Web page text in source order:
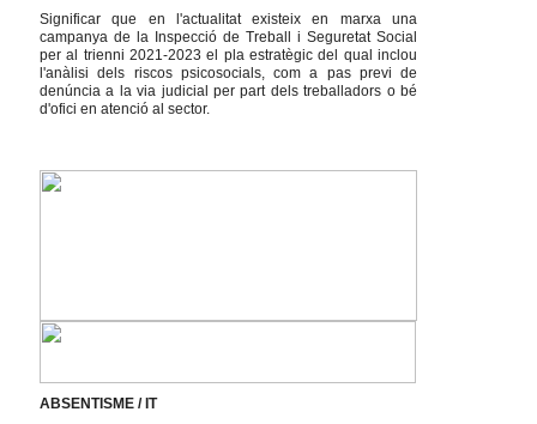
Significar que en l'actualitat existeix en marxa una
campanya de la Inspecció de Treball i Seguretat Social
per al trienni 2021-2023 el pla estratègic del qual inclou
l'anàlisi dels riscos psicosocials, com a pas previ de
denúncia a la via judicial per part dels treballadors o bé
d'ofici en atenció al sector.
ABSENTISME / IT